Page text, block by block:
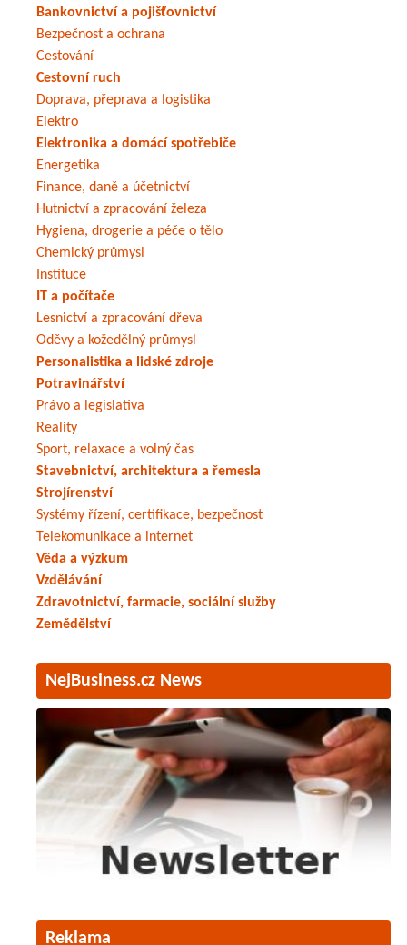
Bankovnictví a pojišťovnictví
Bezpečnost a ochrana
Cestování
Cestovní ruch
Doprava, přeprava a logistika
Elektro
Elektronika a domácí spotřebiče
Energetika
Finance, daně a účetnictví
Hutnictví a zpracování železa
Hygiena, drogerie a péče o tělo
Chemický průmysl
Instituce
IT a počítače
Lesnictví a zpracování dřeva
Oděvy a kožedělný průmysl
Personalistika a lidské zdroje
Potravinářství
Právo a legislativa
Reality
Sport, relaxace a volný čas
Stavebnictví, architektura a řemesla
Strojírenství
Systémy řízení, certifikace, bezpečnost
Telekomunikace a internet
Věda a výzkum
Vzdělávání
Zdravotnictví, farmacie, sociální služby
Zemědělství
NejBusiness.cz News
Reklama